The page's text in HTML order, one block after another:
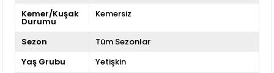
Kemer/Kuşak
Durumu
Kemersiz
Sezon
Tüm Sezonlar
Yaş Grubu
Yetişkin